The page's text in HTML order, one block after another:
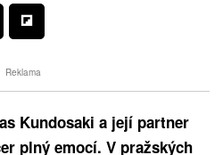
Reklama
Kundosaki a její partner
plný emocí. V pražských